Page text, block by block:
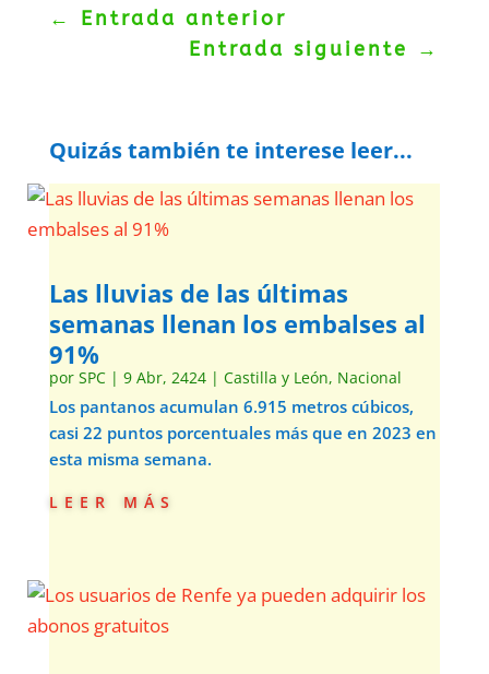
← Entrada anterior
Entrada siguiente
→
Quizás también te interese leer...
Las lluvias de las últimas
semanas llenan los embalses al
91%
por SPC| 9 Abr, 2424| Castilla y León, Nacional
Los pantanos acumulan 6.915 metros cúbicos,
casi 22 puntos porcentuales más que en 2023 en
esta misma semana.
leer más